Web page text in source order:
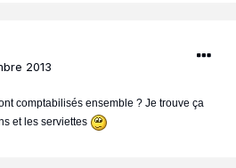
2013
comptabilisés ensemble ? Je trouve ça
et les serviettes